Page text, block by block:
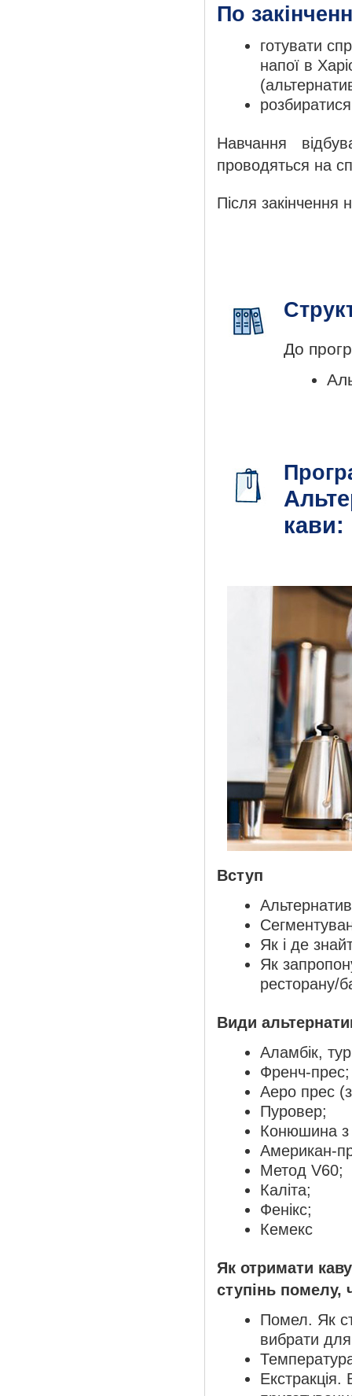
По
готувати
напої в
Навчання
проводяться на
Після закінчення
До
кави:
Вступ
Як і де
Як
ресторану/
Види
Аламбік,
Френч-прес;
Аеро прес
Пуровер;
Конюшина з
Американ-
Метод V60;
Каліта;
Фенікс;
Кемекс
Як отримати
ступінь помелу,
Помел. Як
вибрати для
Екстракція.